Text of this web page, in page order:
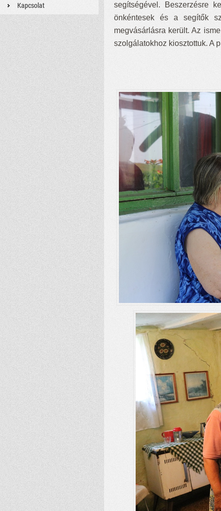
Kapcsolat
segítségével. Beszerzésre
önkéntesek és a segítők
megvásárlásra került. Az
szolgálatokhoz kiosztottuk. A